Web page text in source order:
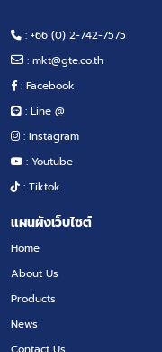
: +66 (0) 2-742-7575
: mkt@gte.co.th
: Facebook
: Line @
: Instagram
: Youtube
: Tiktok
แผนผังเว็บไซต์
Home
About Us
Products
News